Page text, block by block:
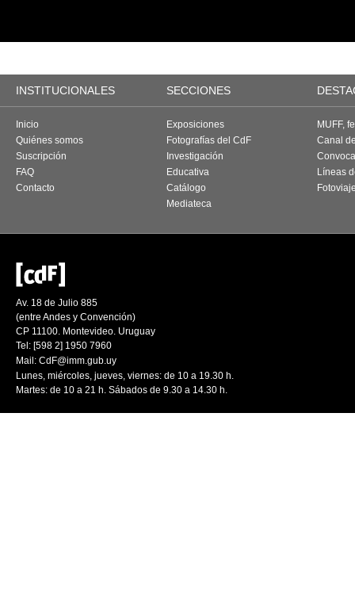
INSTITUCIONALES SECCIONES
Inicio
Quiénes somos
Suscripción
FAQ
Contacto
Exposiciones
Fotografías del CdF
Investigación
Educativa
Catálogo
Mediateca
MUFF,
Canal
Líneas
Av. 18 de Julio 885
(entre Andes y Convención)
CP 11100. Montevideo. Uruguay
Tel: [598 2] 1950 7960
Mail: CdF@imm.gub.uy
Lunes, miércoles, jueves, viernes: de 10 a 19.30 h.
Martes: de 10 a 21 h. Sábados de 9.30 a 14.30 h.